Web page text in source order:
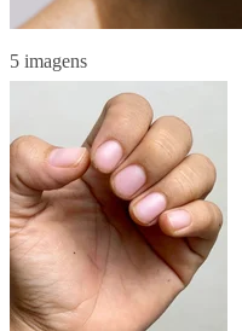
5 imagens